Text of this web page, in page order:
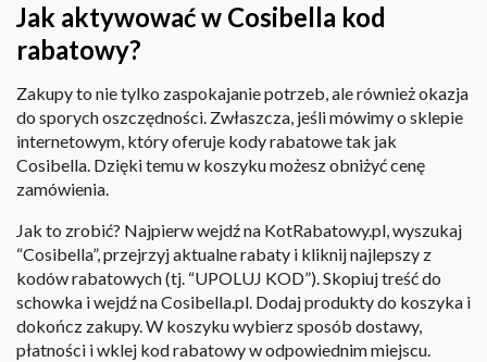
Jak aktywować w Cosibella kod
rabatowy?
Zakupy to nie tylko zaspokajanie potrzeb, ale również okazja
do sporych oszczędności. Zwłaszcza, jeśli mówimy o sklepie
internetowym, który oferuje kody rabatowe tak jak
Cosibella. Dzięki temu w koszyku możesz obniżyć cenę
zamówienia.
Jak to zrobić? Najpierw wejdź na KotRabatowy.pl, wyszukaj
“Cosibella”, przejrzyj aktualne rabaty i kliknij najlepszy z
kodów rabatowych (tj. “UPOLUJ KOD”). Skopiuj treść do
schowka i wejdź na Cosibella.pl. Dodaj produkty do koszyka i
dokończ zakupy. W koszyku wybierz sposób dostawy,
płatności i wklej kod rabatowy w odpowiednim miejscu.